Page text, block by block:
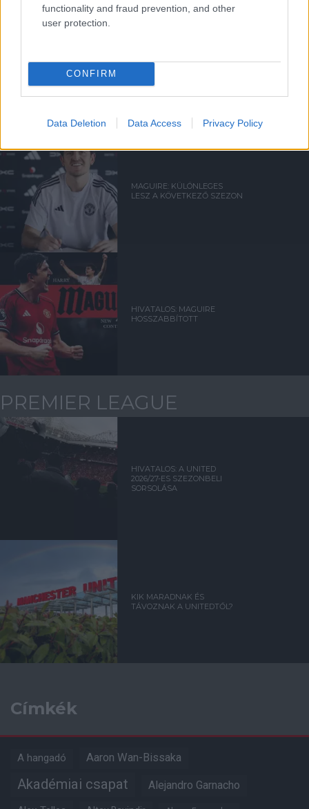
functionality and fraud prevention, and other
user protection.
CONFIRM
Data Deletion Data Access Privacy Policy
MAGUIRE PLUSZ EGY
MAGUIRE: KÜLÖNLEGES
LESZ A KÖVETKEZŐ SZEZON
HIVATALOS: MAGUIRE
HOSSZABBÍTOTT
PREMIER LEAGUE
HIVATALOS: A UNITED
2026/27-ES SZEZONBELI
SORSOLÁSA
KIK MARADNAK ÉS
TÁVOZNAK A UNITEDTŐL?
Címkék
A hangadó Aaron Wan-Bissaka
Akadémiai csapat Alejandro Garnacho